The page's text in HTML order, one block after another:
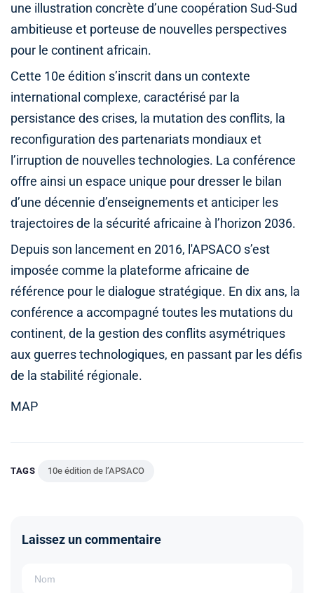
une illustration concrète d’une coopération Sud-Sud
ambitieuse et porteuse de nouvelles perspectives
pour le continent africain.
Cette 10e édition s’inscrit dans un contexte
international complexe, caractérisé par la
persistance des crises, la mutation des conflits, la
reconfiguration des partenariats mondiaux et
l’irruption de nouvelles technologies. La conférence
offre ainsi un espace unique pour dresser le bilan
d’une décennie d’enseignements et anticiper les
trajectoires de la sécurité africaine à l’horizon 2036.
Depuis son lancement en 2016, l'APSACO s’est
imposée comme la plateforme africaine de
référence pour le dialogue stratégique. En dix ans, la
conférence a accompagné toutes les mutations du
continent, de la gestion des conflits asymétriques
aux guerres technologiques, en passant par les défis
de la stabilité régionale.
MAP
TAGS 10e édition de l’APSACO
Laissez un commentaire